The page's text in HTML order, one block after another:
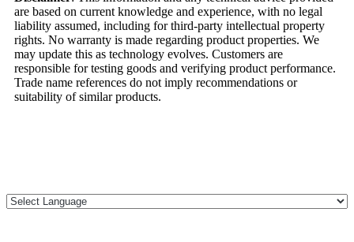
are based on current knowledge and experience, with no legal
liability assumed, including for third-party intellectual property
rights. No warranty is made regarding product properties. We
may update this as technology evolves. Customers are
responsible for testing goods and verifying product performance.
Trade name references do not imply recommendations or
suitability of similar products.